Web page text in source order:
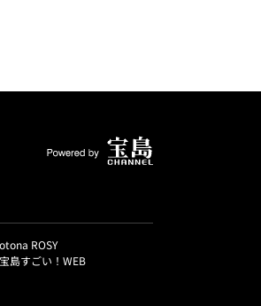
otona ROSY
宝島すごい！WEB